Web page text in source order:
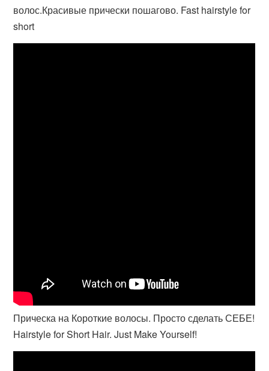
волос.Красивые прически пошагово. Fast hairstyle for
short
Прическа на Короткие волосы. Просто сделать СЕБЕ!
Hairstyle for Short Hair. Just Make Yourself!